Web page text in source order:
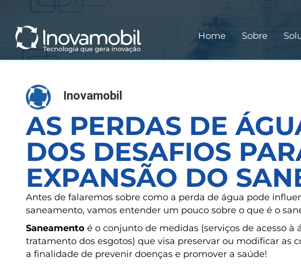
conteúdo
Home Sobre
Inovamobil
AS PERDAS DE
DOS DESAFIOS
EXPANSÃO DO
Antes de falaremos sobre como a perda de água pode
saneamento, vamos entender um pouco sobre o que é o
Saneamento é o conjunto de medidas (serviços de acesso à
tratamento dos esgotos) que visa preservar ou modificar as
a finalidade de prevenir doenças e promover a saúde!